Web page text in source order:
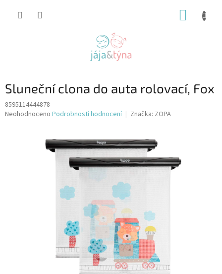
Sluneční clona do auta rolovací, Fox
8595114444878
Průměrné
Neohodnoceno Podrobnosti hodnocení Značka: ZOPA